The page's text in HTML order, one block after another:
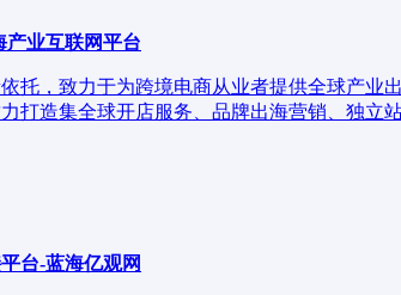
产业互联网平台
托，致力于为跨境电商从业者提供全球产业
打造集全球开店服务、品牌出海营销、独立
台-蓝海亿观网